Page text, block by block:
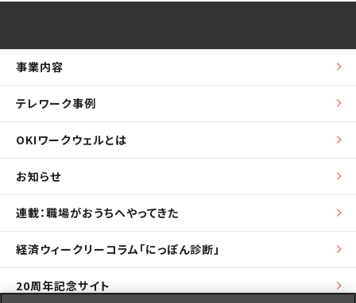
事業内容
テレワーク事例
OKIワークウェルとは
お知らせ
連載：職場がおうちへやってきた
経済ウィークリーコラム「にっぽん診断」
20周年記念サイト